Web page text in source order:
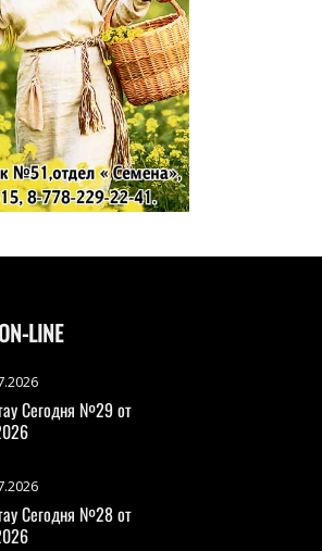
LINE
Сегодня №29 от
Сегодня №28 от